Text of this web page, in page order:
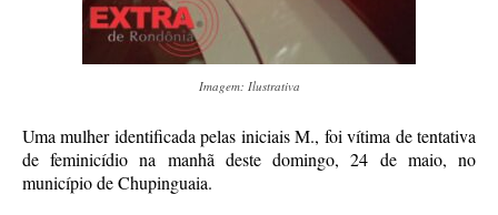
Imagem: Ilustrativa
Uma mulher identificada pelas iniciais M., foi vítima de tentativa
de feminicídio na manhã deste domingo, 24 de maio, no
município de Chupinguaia.